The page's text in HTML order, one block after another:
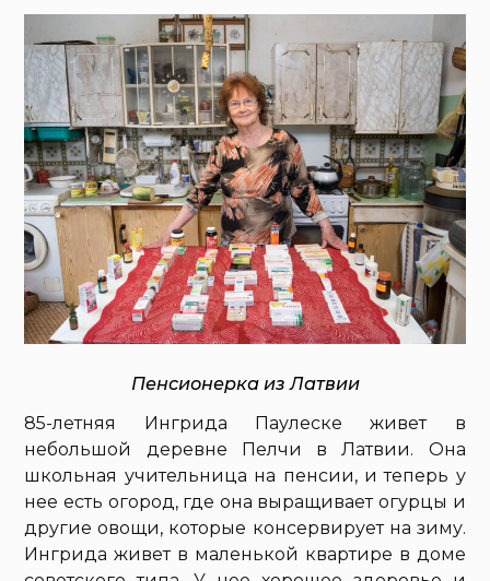
Пенсионерка из Латвии
85-летняя Ингрида Паулеске живет в
небольшой деревне Пелчи в Латвии. Она
школьная учительница на пенсии, и теперь у
нее есть огород, где она выращивает огурцы и
другие овощи, которые консервирует на зиму.
Ингрида живет в маленькой квартире в доме